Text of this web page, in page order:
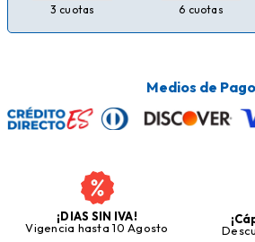
3 cuotas 6 cuotas
Medios de Pago
¡DIAS SIN IVA!
Vigencia hasta 10 Agosto